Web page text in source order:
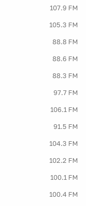
107.9 FM
105.3 FM
88.8 FM
88.6 FM
88.3 FM
97.7 FM
106.1 FM
91.5 FM
104.3 FM
102.2 FM
100.1 FM
100.4 FM